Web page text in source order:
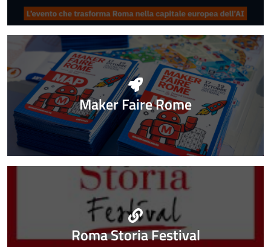
Maker Faire Rome
Roma Storia Festival